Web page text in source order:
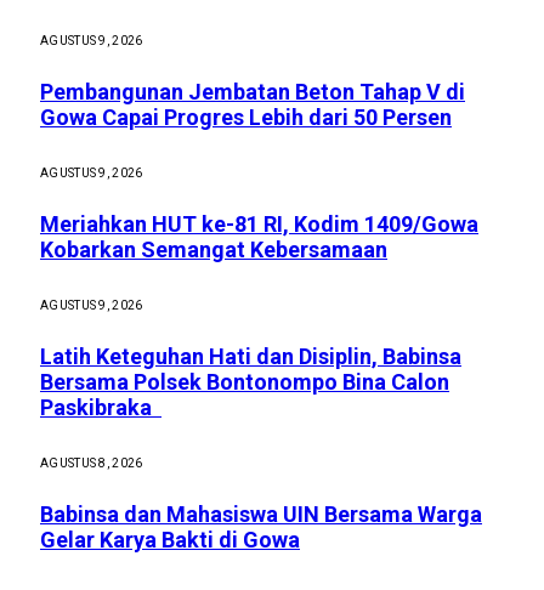
AGUSTUS 9, 2026
Pembangunan Jembatan Beton Tahap V di
Gowa Capai Progres Lebih dari 50 Persen
AGUSTUS 9, 2026
Meriahkan HUT ke-81 RI, Kodim 1409/Gowa
Kobarkan Semangat Kebersamaan
AGUSTUS 9, 2026
Latih Keteguhan Hati dan Disiplin, Babinsa
Bersama Polsek Bontonompo Bina Calon
Paskibraka
AGUSTUS 8, 2026
Babinsa dan Mahasiswa UIN Bersama Warga
Gelar Karya Bakti di Gowa